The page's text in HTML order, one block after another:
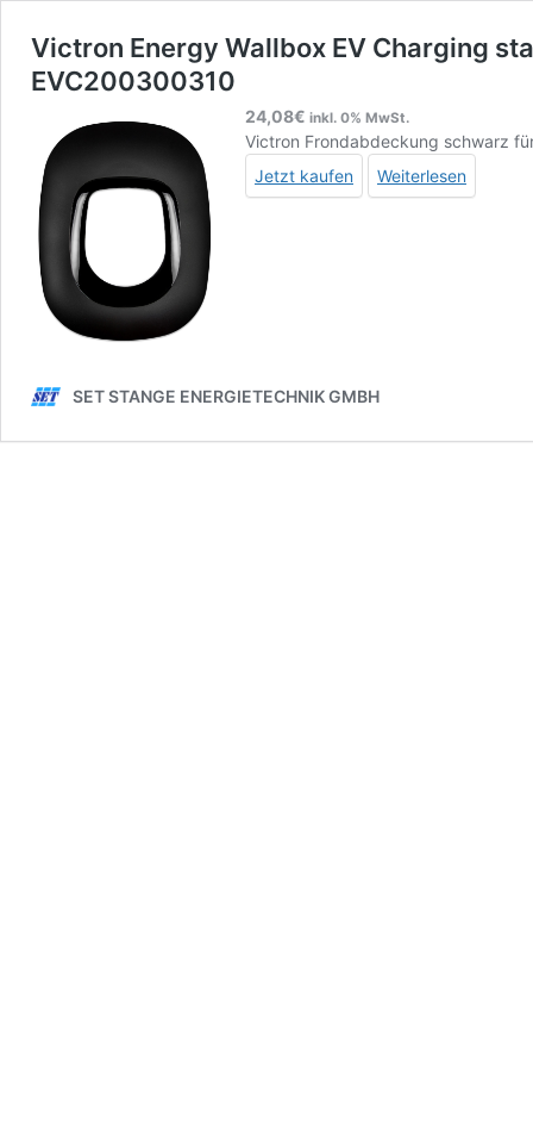
Victron Energy Wallbox EV Charging
EVC200300310
24,08€ inkl. 0% MwSt.
Victron Frondabdeckung schwarz
Jetzt kaufen
Weiterlesen
SET STANGE ENERGIETECHNIK GMBH